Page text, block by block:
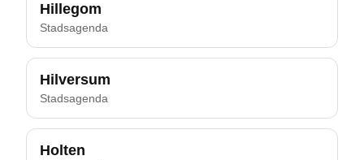
Hillegom
Stadsagenda
Hilversum
Stadsagenda
Holten